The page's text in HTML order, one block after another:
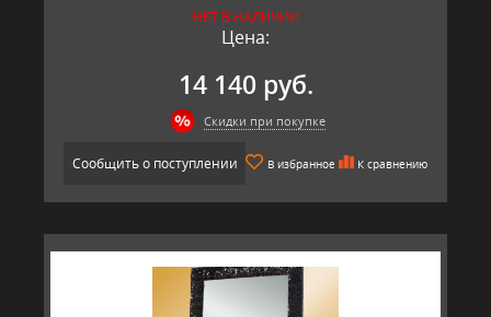
НЕТ В НАЛИЧИИ
Цена:
14 140 руб.
Скидки при покупке
Сообщить о поступлении В избранное К сравнению